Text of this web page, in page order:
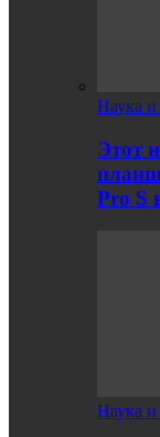
Наука и
Этот
Pro S
Наука и